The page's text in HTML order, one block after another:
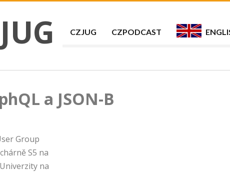
CZJUG CZPODCAST
a JSON-B
Group
S5 na
na